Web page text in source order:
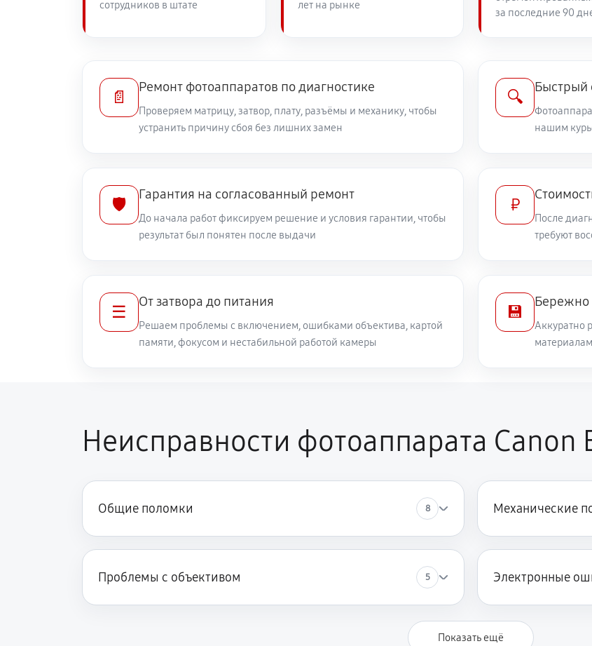
Замена линз фотоаппарата Canon EOS 1D X Mark II
Замена диска управления 1890 руб
Замена вспышки фотоаппарата Canon EOS 1D X Mark II 2750 руб
Комплексная чистка фотоаппарата Canon EOS 1D X Mark II 3150 руб
сотрудников в штате лет на рынке
за последние 90
📄
Ремонт фотоаппаратов по диагностике
Проверяем матрицу, затвор, плату, разъёмы и механику, чтобы
устранить причину сбоя без лишних замен
🔍
Быстрый
нашим
🛡️
Гарантия на согласованный ремонт
До начала работ фиксируем решение и условия гарантии, чтобы
результат был понятен после выдачи
₽
После
требуют
☰
От затвора до питания
Решаем проблемы с включением, ошибками объектива, картой
памяти, фокусом и нестабильной работой камеры
💾
Бережно
Аккуратно
Неисправности фотоаппарата Canon
Общие поломки 8 Механические
Проблемы с объективом 5 Электронные
Показать ещё